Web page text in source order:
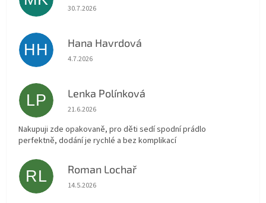
Hodnocení obchodu je 5 z 5 hvězdiček.
30.7.2026
HH Hana Havrdová
Hodnocení obchodu je 5 z 5 hvězdiček.
4.7.2026
LP Lenka Polínková
Hodnocení obchodu je 5 z 5 hvězdiček.
21.6.2026
Nakupuji zde opakovaně, pro děti sedí spodní prádlo
perfektně, dodání je rychlé a bez komplikací
RL Roman Lochař
Hodnocení obchodu je 5 z 5 hvězdiček.
14.5.2026